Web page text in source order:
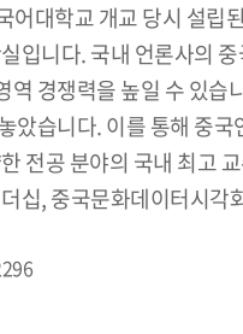
대학교 개교 당시 설립
입니다. 국내 언론사의
경쟁력을 높일 수 있
았습니다. 이를 통해 중
전공 분야의 국내 최고
십, 중국문화데이터시